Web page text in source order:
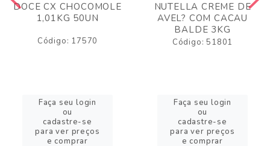
DOCE CX CHOCOMOLE
1,01KG 50UN
Código: 17570
Faça seu login
ou
cadastre-se
para ver preços
e comprar
NUTELLA CREME DE
AVEL? COM CACAU
BALDE 3KG
Código: 51801
Faça seu login
ou
cadastre-se
para ver preços
e comprar